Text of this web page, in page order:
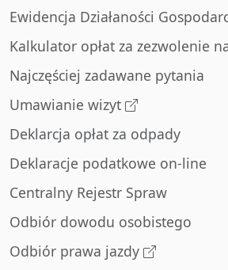
Ewidencja Działaności
Kalkulator opłat za zezwolenie
Najczęściej zadawane pytania
Umawianie wizyt
Deklarcja opłat za odpady
Deklaracje podatkowe on-line
Centralny Rejestr Spraw
Odbiór dowodu osobistego
Odbiór prawa jazdy